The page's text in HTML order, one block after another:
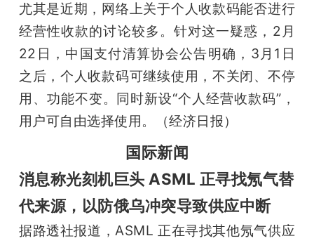
尤其是近期，网络上关于个人收款码能否进行
经营性收款的讨论较多。针对这一疑惑，2月
22日，中国支付清算协会公告明确，3月1日
之后，个人收款码可继续使用，不关闭、不停
用、功能不变。同时新设“个人经营收款码”，
用户可自由选择使用。（经济日报）
国际新闻
消息称光刻机巨头 ASML 正寻找氖气替
代来源，以防俄乌冲突导致供应中断
据路透社报道，ASML 正在寻找其他氖气供应